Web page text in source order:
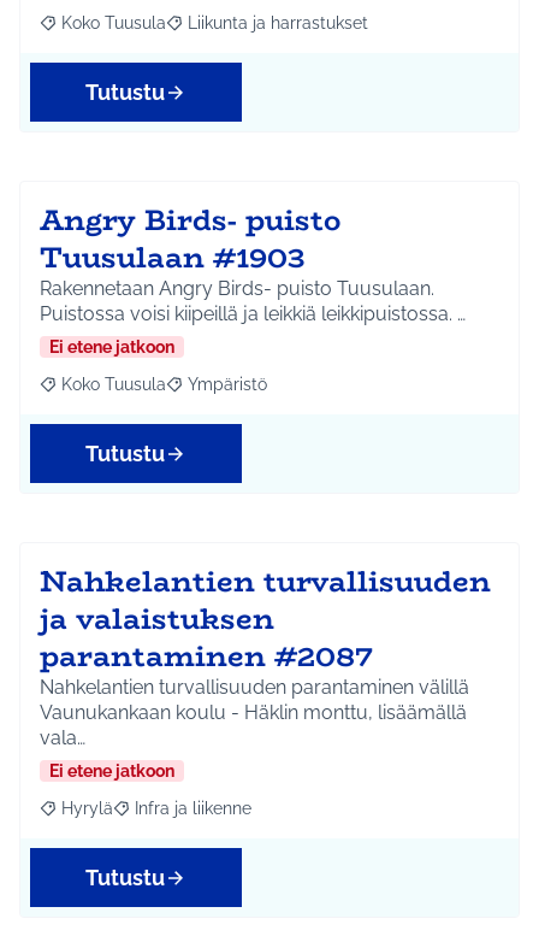
Rajaa tulokset aihepiirin mukaan: Koko Tuusula
Koko Tuusula Rajaa tulokset teeman mukaan: Liikunta ja
Liikunta ja harrastukset
Tutustu
Angry Birds- puisto
Tuusulaan #1903
Rakennetaan Angry Birds- puisto Tuusulaan.
Puistossa voisi kiipeillä ja leikkiä leikkipuistossa. …
Ei etene jatkoon
Rajaa tulokset aihepiirin mukaan: Koko Tuusula
Koko Tuusula Rajaa tulokset teeman mukaan: Ympäristö
Ympäristö
Tutustu
Nahkelantien turvallisuuden
ja valaistuksen
parantaminen #2087
Nahkelantien turvallisuuden parantaminen välillä
Vaunukankaan koulu - Häklin monttu, lisäämällä
vala…
Ei etene jatkoon
Rajaa tulokset aihepiirin mukaan: Hyrylä
Hyrylä Rajaa tulokset teeman mukaan: Infra ja liikenne
Infra ja liikenne
Tutustu